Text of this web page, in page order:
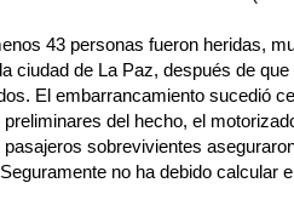
43 personas fueron heridas,
ciudad de La Paz, después de
El embarrancamiento sucedió
del hecho, el
sobrevivientes
no ha debido calcular